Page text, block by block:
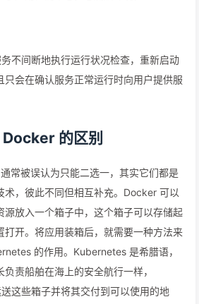
不间断地执行运行状况检查，重新启动
只会在确认服务正常运行时向用户提供服
的区别
常被误认为只能二选一，其实它们都是
术，彼此不同但相互补充。Docker 可以
源放入一个箱子中，这个箱子可以存储起
打开。将应用装箱后，就需要一种方法来
的作用。Kubernetes 是希腊语，
负责船舶在海上的安全航行一样，
这些箱子并将其交付到可以使用的地